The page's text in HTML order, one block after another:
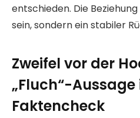
entschieden. Die
sein, sondern ein stabiler
Zweifel vor der
„Fluch“-Aussage
Faktencheck